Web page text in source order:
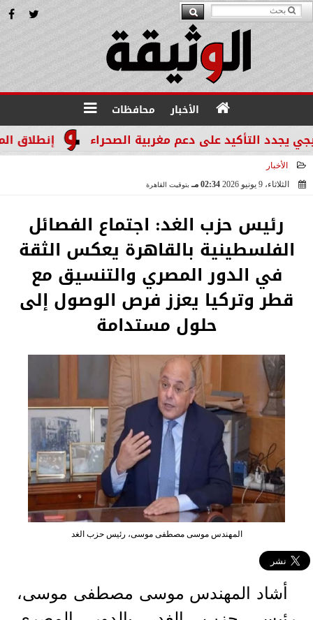
الأخبار محافظات
إنطلاق المرحله الثالثة التأكيد على دعم مغربية الصحراء
الأخبار
الثلاثاء، 9 يونيو 2026
02:34 مـ بتوقيت القاهرة
رئيس حزب الغد: اجتماع الفصائل
الفلسطينية بالقاهرة يعكس الثقة
في الدور المصري والتنسيق مع
قطر وتركيا يعزز فرص الوصول إلى
حلول مستدامة
المهندس موسى مصطفى موسى، رئيس حزب الغد
أشاد المهندس موسى مصطفى موسى،